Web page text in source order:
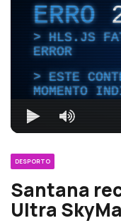
ERRO
HLS.JS
ERROR
ESTE
MOMENTO
DESPORTO
Santana
Ultra